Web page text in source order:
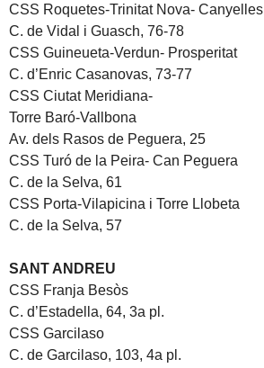
CSS Roquetes-Trinitat Nova- Canyelles
C. de Vidal i Guasch, 76-78
CSS Guineueta-Verdun- Prosperitat
C. d’Enric Casanovas, 73-77
CSS Ciutat Meridiana-
Torre Baró-Vallbona
Av. dels Rasos de Peguera, 25
CSS Turó de la Peira- Can Peguera
C. de la Selva, 61
CSS Porta-Vilapicina i Torre Llobeta
C. de la Selva, 57
SANT ANDREU
CSS Franja Besòs
C. d’Estadella, 64, 3a pl.
CSS Garcilaso
C. de Garcilaso, 103, 4a pl.